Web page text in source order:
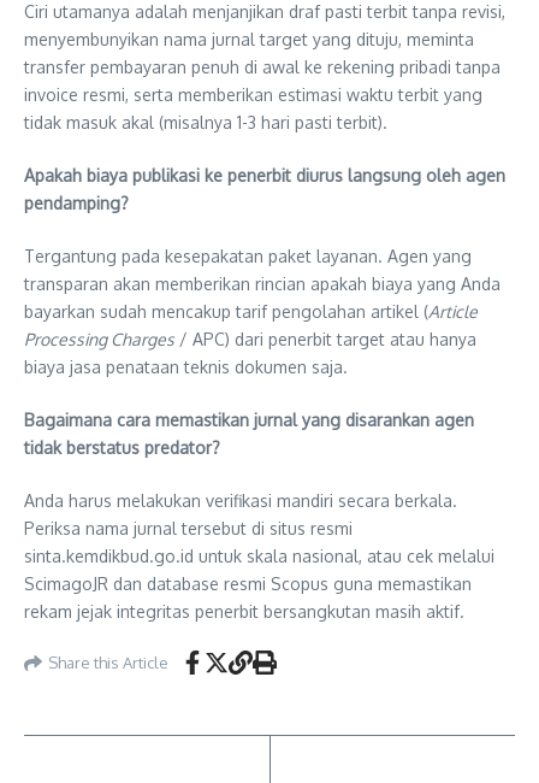
Ciri utamanya adalah menjanjikan draf pasti terbit tanpa revisi,
menyembunyikan nama jurnal target yang dituju, meminta
transfer pembayaran penuh di awal ke rekening pribadi tanpa
invoice resmi, serta memberikan estimasi waktu terbit yang
tidak masuk akal (misalnya 1-3 hari pasti terbit).
Apakah biaya publikasi ke penerbit diurus langsung oleh agen
pendamping?
Tergantung pada kesepakatan paket layanan. Agen yang
transparan akan memberikan rincian apakah biaya yang Anda
bayarkan sudah mencakup tarif pengolahan artikel (Article
Processing Charges / APC) dari penerbit target atau hanya
biaya jasa penataan teknis dokumen saja.
Bagaimana cara memastikan jurnal yang disarankan agen
tidak berstatus predator?
Anda harus melakukan verifikasi mandiri secara berkala.
Periksa nama jurnal tersebut di situs resmi
sinta.kemdikbud.go.id untuk skala nasional, atau cek melalui
ScimagoJR dan database resmi Scopus guna memastikan
rekam jejak integritas penerbit bersangkutan masih aktif.
Share this Article